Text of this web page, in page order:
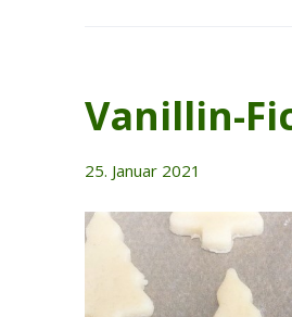
Vanillin-
25. Januar 2021